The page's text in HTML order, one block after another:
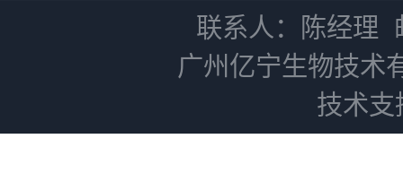
联系人：陈经理
广州亿宁生物技术
技术